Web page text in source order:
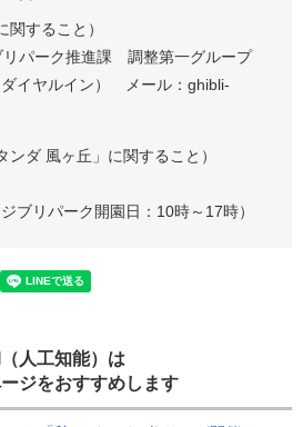
関すること）
リパーク推進課 調整第一グループ
イヤルイン） メール：ghibli-
ンダ 風ヶ丘」に関すること）
ブリパーク開園日：10時～17時）
人工知能）は
ジをおすすめします